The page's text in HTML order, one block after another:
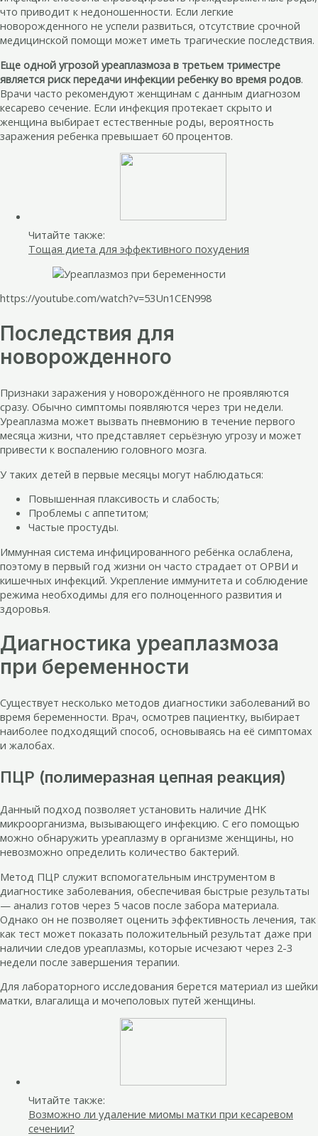
что приводит к недоношенности. Если легкие
новорожденного не успели развиться, отсутствие срочной
медицинской помощи может иметь трагические последствия.
Еще одной угрозой уреаплазмоза в третьем триместре
является риск передачи инфекции ребенку во время родов.
Врачи часто рекомендуют женщинам с данным диагнозом
кесарево сечение. Если инфекция протекает скрыто и
женщина выбирает естественные роды, вероятность
заражения ребенка превышает 60 процентов.
Читайте также:
Тощая диета для эффективного похудения
https://youtube.com/watch?v=53Un1CEN998
Последствия для
новорожденного
Признаки заражения у новорождённого не проявляются
сразу. Обычно симптомы появляются через три недели.
Уреаплазма может вызвать пневмонию в течение первого
месяца жизни, что представляет серьёзную угрозу и может
привести к воспалению головного мозга.
У таких детей в первые месяцы могут наблюдаться:
Повышенная плаксивость и слабость;
Проблемы с аппетитом;
Частые простуды.
Иммунная система инфицированного ребёнка ослаблена,
поэтому в первый год жизни он часто страдает от ОРВИ и
кишечных инфекций. Укрепление иммунитета и соблюдение
режима необходимы для его полноценного развития и
здоровья.
Диагностика уреаплазмоза
при беременности
Существует несколько методов диагностики заболеваний во
время беременности. Врач, осмотрев пациентку, выбирает
наиболее подходящий способ, основываясь на её симптомах
и жалобах.
ПЦР (полимеразная цепная реакция)
Данный подход позволяет установить наличие ДНК
микроорганизма, вызывающего инфекцию. С его помощью
можно обнаружить уреаплазму в организме женщины, но
невозможно определить количество бактерий.
Метод ПЦР служит вспомогательным инструментом в
диагностике заболевания, обеспечивая быстрые результаты
— анализ готов через 5 часов после забора материала.
Однако он не позволяет оценить эффективность лечения, так
как тест может показать положительный результат даже при
наличии следов уреаплазмы, которые исчезают через 2-3
недели после завершения терапии.
Для лабораторного исследования берется материал из шейки
матки, влагалища и мочеполовых путей женщины.
Читайте также:
Возможно ли удаление миомы матки при кесаревом
сечении?